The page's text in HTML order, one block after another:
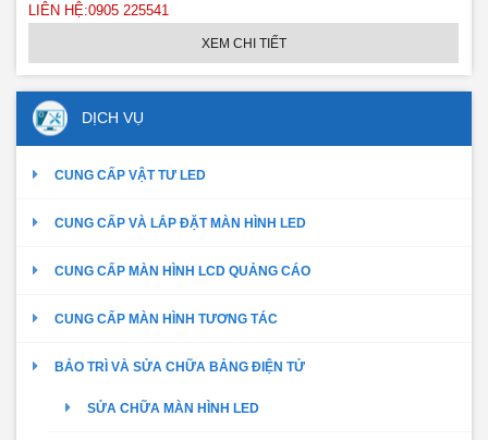
LIÊN HỆ:0905 225541
XEM CHI TIẾT
DỊCH VỤ
CUNG CẤP VẬT TƯ LED
CUNG CẤP VÀ LẮP ĐẶT MÀN HÌNH LED
CUNG CẤP MÀN HÌNH LCD QUẢNG CÁO
CUNG CẤP MÀN HÌNH TƯƠNG TÁC
BẢO TRÌ VÀ SỬA CHỮA BẢNG ĐIỆN TỬ
SỬA CHỮA MÀN HÌNH LED